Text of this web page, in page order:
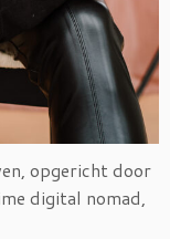
opgericht door
digital nomad,